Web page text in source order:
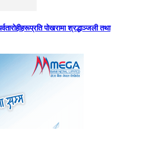
पोखरामा श्रद्धाञ्जली तथा